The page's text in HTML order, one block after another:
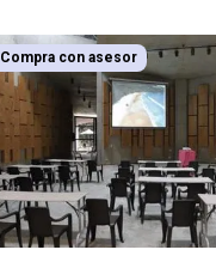
Compra con asesor